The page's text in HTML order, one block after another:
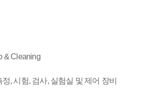
& Cleaning
, 시험, 검사, 실험실 및 제어 장비